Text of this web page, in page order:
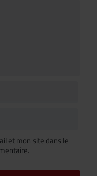
et mon site dans le